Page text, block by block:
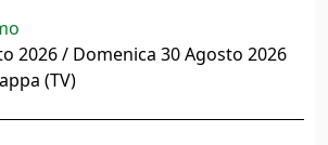
2026 / Domenica 30 Agosto 2026
(TV)